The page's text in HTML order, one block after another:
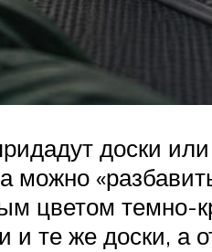
доски
можно
цветом темно-
и те же доски, а